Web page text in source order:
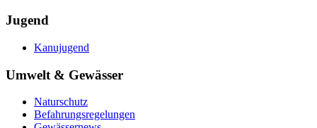
Jugend
Kanujugend
Umwelt & Gewässer
Naturschutz
Befahrungsregelungen